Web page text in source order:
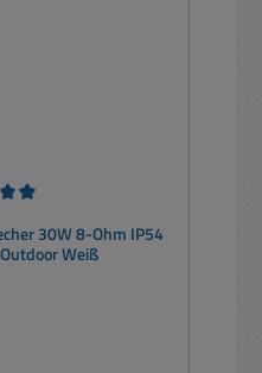
30W 8-Ohm IP54
Weiß